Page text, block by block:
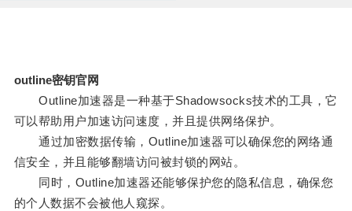
outline密钥官网
Outline加速器是一种基于Shadowsocks技术的工具，它
可以帮助用户加速访问速度，并且提供网络保护。
通过加密数据传输，Outline加速器可以确保您的网络通
信安全，并且能够翻墙访问被封锁的网站。
同时，Outline加速器还能够保护您的隐私信息，确保您
的个人数据不会被他人窥探。